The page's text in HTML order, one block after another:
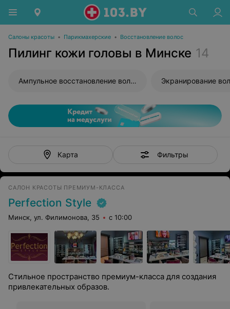
Салоны красоты • Парикмахерские • Восстановление волос
Пилинг кожи головы в Минске 14
Ампульное восстановление волос Экранирование
Карта Фильтры
САЛОН КРАСОТЫ ПРЕМИУМ-КЛАССА
Perfection Style
Минск, ул. Филимонова, 35 с 10:00
Стильное пространство премиум-класса для создания
привлекательных образов.